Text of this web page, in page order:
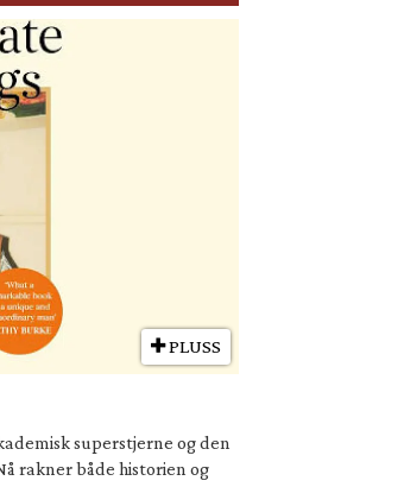
PLUSS
superstjerne og den
rakner både historien og